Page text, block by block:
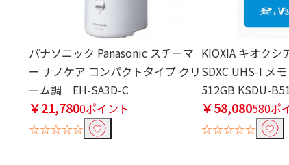
パナソニック Panasonic スチーマ
ー ナノケア コンパクトタイプ クリ
ーム調 EH-SA3D-C
￥21,7800ポイント
☆☆☆☆☆
KIOXIA キオクシ
SDXC UHS-I メ
512GB KSDU-
￥58,080580ポ
☆☆☆☆☆